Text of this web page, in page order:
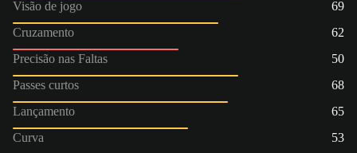
Visão de jogo
69
Cruzamento
62
Precisão nas Faltas
50
Passes curtos
68
Lançamento
65
Curva
53